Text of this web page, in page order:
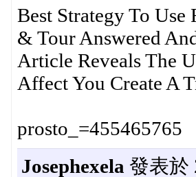
Best Strategy To
& Tour Answered
Article Reveals The
Affect You Create A
prosto_=455465765
Josephexela 發表於